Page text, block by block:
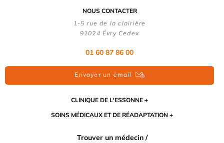
NOUS CONTACTER
1-5 rue de la clairière
91024 Évry Cedex
01 60 87 86 00
Envoyer un email
CLINIQUE DE L'ESSONNE
SOINS MÉDICAUX ET DE RÉADAPTATION
Trouver un médecin /